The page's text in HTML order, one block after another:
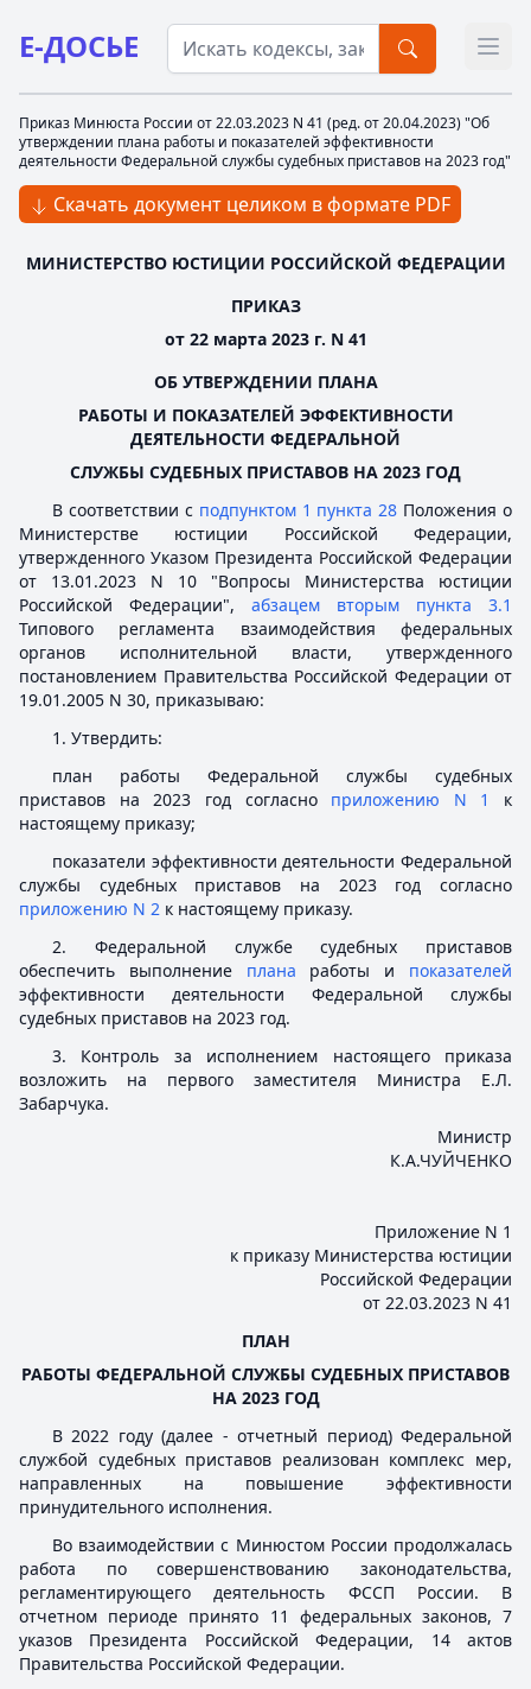
Е-ДОСЬЕ
Приказ Минюста России от 22.03.2023 N 41 (ред. от 20.04.2023) "Об
утверждении плана работы и показателей эффективности
деятельности Федеральной службы судебных приставов на 2023 год"
Скачать документ целиком в формате PDF
МИНИСТЕРСТВО ЮСТИЦИИ РОССИЙСКОЙ ФЕДЕРАЦИИ
ПРИКАЗ
от 22 марта 2023 г. N 41
ОБ УТВЕРЖДЕНИИ ПЛАНА
РАБОТЫ И ПОКАЗАТЕЛЕЙ ЭФФЕКТИВНОСТИ
ДЕЯТЕЛЬНОСТИ ФЕДЕРАЛЬНОЙ
СЛУЖБЫ СУДЕБНЫХ ПРИСТАВОВ НА 2023 ГОД
В соответствии с подпунктом 1 пункта 28 Положения о
Министерстве юстиции Российской Федерации,
утвержденного Указом Президента Российской Федерации
от 13.01.2023 N 10 "Вопросы Министерства юстиции
Российской Федерации", абзацем вторым пункта 3.1
Типового регламента взаимодействия федеральных
органов исполнительной власти, утвержденного
постановлением Правительства Российской Федерации от
19.01.2005 N 30, приказываю:
1. Утвердить:
план работы Федеральной службы судебных
приставов на 2023 год согласно приложению N 1
к
настоящему приказу;
показатели эффективности деятельности Федеральной
службы судебных приставов на 2023 год согласно
приложению N 2 к настоящему приказу.
2. Федеральной службе судебных приставов
обеспечить выполнение плана работы и показателей
эффективности деятельности Федеральной службы
судебных приставов на 2023 год.
3. Контроль за исполнением настоящего приказа
возложить на первого заместителя Министра Е.Л.
Забарчука.
Министр
К.А.ЧУЙЧЕНКО
Приложение N 1
к приказу Министерства юстиции
Российской Федерации
от 22.03.2023 N 41
ПЛАН
РАБОТЫ ФЕДЕРАЛЬНОЙ СЛУЖБЫ СУДЕБНЫХ ПРИСТАВОВ
НА 2023 ГОД
В 2022 году (далее - отчетный период) Федеральной
службой судебных приставов реализован комплекс мер,
направленных на повышение эффективности
принудительного исполнения.
Во взаимодействии с Минюстом России продолжалась
работа по совершенствованию законодательства,
регламентирующего деятельность ФССП России. В
отчетном периоде принято 11 федеральных законов, 7
указов Президента Российской Федерации, 14 актов
Правительства Российской Федерации.